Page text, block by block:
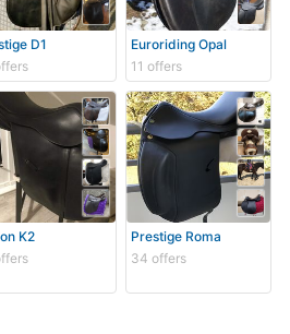
D1
Euroriding Opal
11 offers
K2
Prestige Roma
34 offers